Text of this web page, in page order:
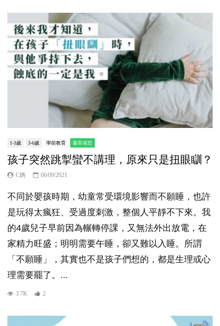
1-3歲 3-6歲 學前教育 書寫省思
孩子突然跳掣蠻不講理，原來只是扭眼瞓？
C媽 06/09/2021
不同於嬰孩時期，幼童常受環境影響而不願睡，也許
是玩得太瘋狂、受過度刺激，整個人平靜不下來。我
的4歲兒子早前因為輾轉停課，又無法外出放電，在
家精力旺盛；明明需要午睡，卻又難以入睡。所謂
「不願睡」，其實也不是孩子們想的，都是生理或心
理需要罷了。...
3.7K 2